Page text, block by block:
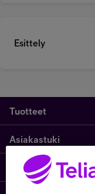
Esittely
Tuotteet
Kauppa
IT-palvelut
Asiakastuki
Etusivu
Opi ja inspiroidu